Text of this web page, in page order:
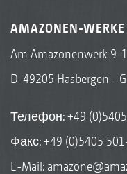
AMAZONEN-WERKE
Am Amazonenwerk 9-
D-49205 Hasbergen -
Телефон:+49
Факс: +49 (0)5405
E-Mail: